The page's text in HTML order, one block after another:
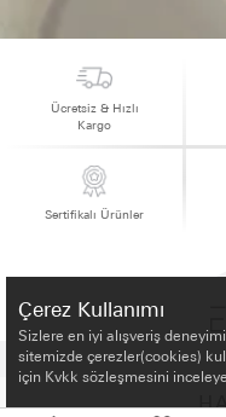
Ücretsiz & Hızlı
Kargo
Sertifikalı Ürünler
Çerez Kullanımı
Sizlere en iyi alışveriş
sitemizde çerezler(cookies)
için Kvkk sözleşmesini